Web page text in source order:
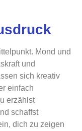
Mond und
und
sich kreativ
einfach
erzählst
schaffst
dich zu zeigen